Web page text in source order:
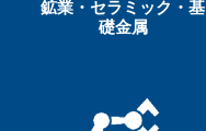
鉱業・セラミック・基
礎金属